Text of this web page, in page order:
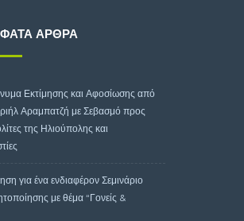
ΆΡΘΡΑ
Εκτίμησης και Αφοσίωσης από
Αραμπατζή με Σεβασμό προς
της Ηλιούπολης και
για ένα ενδιαφέρον Σεμινάριο
με θέμα “Γονείς &